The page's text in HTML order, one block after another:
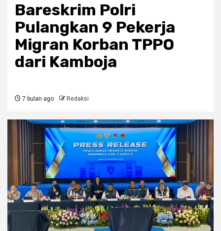
Bareskrim Polri
Pulangkan 9 Pekerja
Migran Korban TPPO
dari Kamboja
7 bulan ago Redaksi